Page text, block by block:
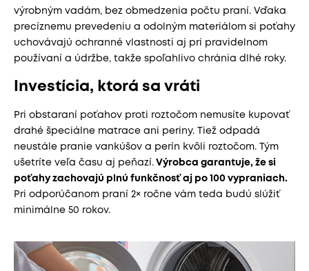
výrobným vadám, bez obmedzenia počtu praní. Vďaka
precíznemu prevedeniu a odolným materiálom si poťahy
uchovávajú ochranné vlastnosti aj pri pravidelnom
používaní a údržbe, takže spoľahlivo chránia dlhé roky.
Investícia, ktorá sa vráti
Pri obstaraní poťahov proti roztočom nemusíte kupovať
drahé špeciálne matrace ani periny. Tiež odpadá
neustále pranie vankúšov a perín kvôli roztočom. Tým
ušetríte veľa času aj peňazí. Výrobca garantuje, že si
poťahy zachovajú plnú funkčnosť aj po 100 vypraniach.
Pri odporúčanom praní 2× ročne vám teda budú slúžiť
minimálne 50 rokov.